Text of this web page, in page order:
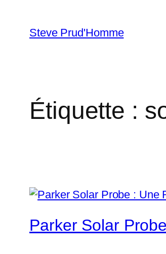
contenu
Steve Prud'Homme
Étiquette :
Parker Solar